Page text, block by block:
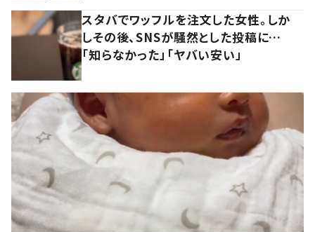
スタバでワッフルを注文した女性。しか
しその後、SNSが騒然とした投稿に…
「知らなかった」「ヤバい安い」